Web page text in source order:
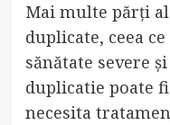
Mai multe părți
duplicate, ceea
sănătate severe
duplicatie poate
necesita